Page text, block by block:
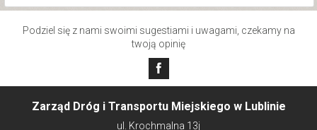
Podziel się z nami swoimi sugestiami i uwagami, czekamy na
twoją opinię
Zarząd Dróg i Transportu Miejskiego w Lublinie
ul. Krochmalna 13j